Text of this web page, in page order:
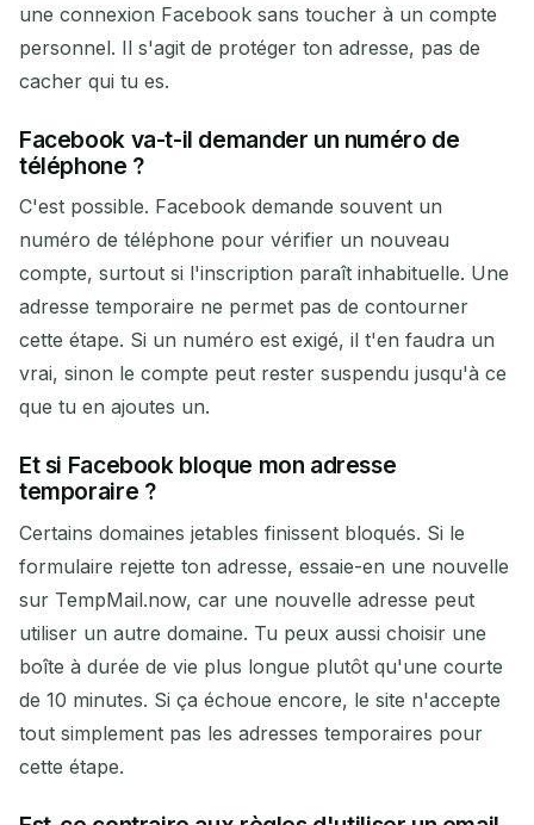
une connexion Facebook sans toucher à un compte
personnel. Il s'agit de protéger ton adresse, pas de
cacher qui tu es.
Facebook va-t-il demander un numéro de
téléphone ?
C'est possible. Facebook demande souvent un
numéro de téléphone pour vérifier un nouveau
compte, surtout si l'inscription paraît inhabituelle. Une
adresse temporaire ne permet pas de contourner
cette étape. Si un numéro est exigé, il t'en faudra un
vrai, sinon le compte peut rester suspendu jusqu'à ce
que tu en ajoutes un.
Et si Facebook bloque mon adresse
temporaire ?
Certains domaines jetables finissent bloqués. Si le
formulaire rejette ton adresse, essaie-en une nouvelle
sur TempMail.now, car une nouvelle adresse peut
utiliser un autre domaine. Tu peux aussi choisir une
boîte à durée de vie plus longue plutôt qu'une courte
de 10 minutes. Si ça échoue encore, le site n'accepte
tout simplement pas les adresses temporaires pour
cette étape.